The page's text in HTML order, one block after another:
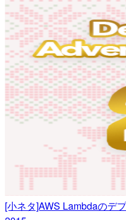
[小ネタ]AWS Lambdaのデ